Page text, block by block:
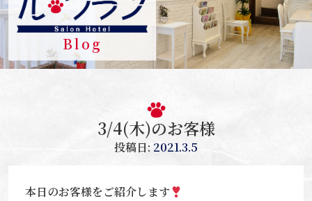
Blog
3/4(木)のお客様
投稿日: 2021.3.5
本日のお客様をご紹介します